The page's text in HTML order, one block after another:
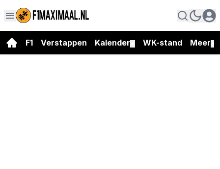
F1 Verstappen Kalender WK-stand Meer